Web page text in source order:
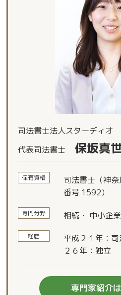
司法書士法人スターディオ
代表司法書士
保坂真
保有資格
司法書士（神
番号 1592）
専門分野 相続・ 中小企
経歴
平成２１年：
２６年：独立
専門家紹介